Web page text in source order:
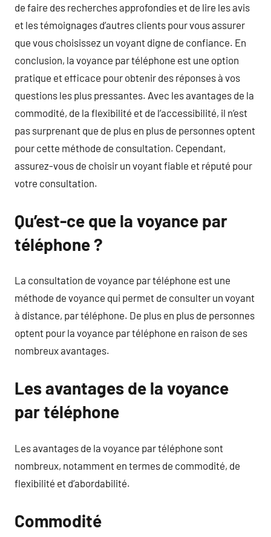
de faire des recherches approfondies et de lire les avis
et les témoignages d’autres clients pour vous assurer
que vous choisissez un voyant digne de confiance. En
conclusion, la voyance par téléphone est une option
pratique et efficace pour obtenir des réponses à vos
questions les plus pressantes. Avec les avantages de la
commodité, de la flexibilité et de l’accessibilité, il n’est
pas surprenant que de plus en plus de personnes optent
pour cette méthode de consultation. Cependant,
assurez-vous de choisir un voyant fiable et réputé pour
votre consultation.
Qu’est-ce que la voyance par
téléphone ?
La consultation de voyance par téléphone est une
méthode de voyance qui permet de consulter un voyant
à distance, par téléphone. De plus en plus de personnes
optent pour la voyance par téléphone en raison de ses
nombreux avantages.
Les avantages de la voyance
par téléphone
Les avantages de la voyance par téléphone sont
nombreux, notamment en termes de commodité, de
flexibilité et d’abordabilité.
Commodité